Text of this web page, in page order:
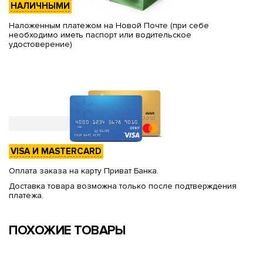
НАЛИЧНЫМИ
Наложенным платежом на Новой Почте (при себе
необходимо иметь паспорт или водительское
удостоверение)
VISA И MASTERCARD
Оплата заказа на карту Приват Банка.
Доставка товара возможна только после подтверждения
платежа.
ПОХОЖИЕ ТОВАРЫ